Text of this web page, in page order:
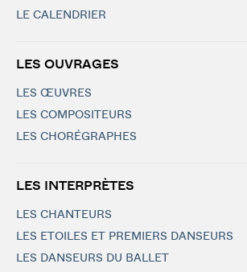
LE CALENDRIER
LES OUVRAGES
LES ŒUVRES
LES COMPOSITEURS
LES CHORÉGRAPHES
LES INTERPRÈTES
LES CHANTEURS
LES ETOILES ET PREMIERS DANSEURS
LES DANSEURS DU BALLET